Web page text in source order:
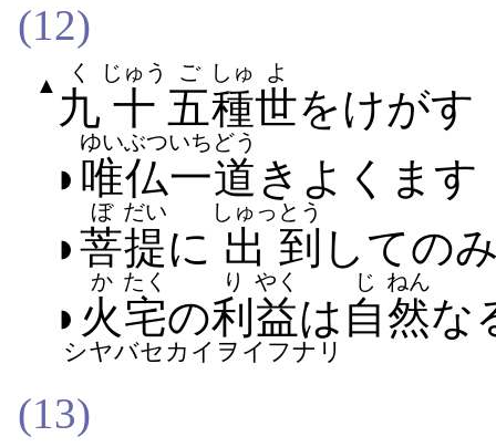
(12)
▲ 九
く
十
じゅう
五
ご
種
しゅ
世
よ
を​けがす
◗ 唯
ゆい
仏
ぶつ
一道
いちどう
きよく​ます
◗菩
ぼ
提
だい
に 出
しゅっ
到
とう
して​の
◗ 火
か
宅
たく
の利
り
益
やく
は 自
じ
然
ねん
な
シヤバセカイヲイフナリ
(13)